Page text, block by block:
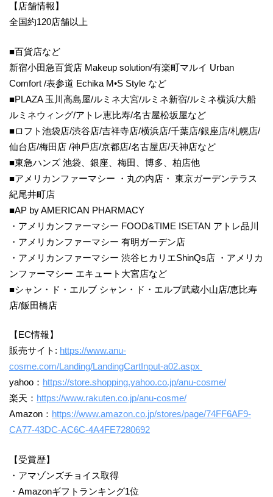
【店舗情報】
全国約120店舗以上
■百貨店など
新宿小田急百貨店 Makeup solution/有楽町マルイ Urban
Comfort /表参道 Echika M•S Style など
■PLAZA 玉川高島屋/ルミネ大宮/ルミネ新宿/ルミネ横浜/大船
ルミネウィング/アトレ恵比寿/名古屋松坂屋など
■ロフト池袋店/渋谷店/吉祥寺店/横浜店/千葉店/銀座店/札幌店/
仙台店/梅田店 /神戶店/京都店/名古屋店/天神店など
■東急ハンズ 池袋、銀座、梅田、博多、柏店他
■アメリカンファーマシー ・丸の内店・ 東京ガーデンテラス
紀尾井町店
■AP by AMERICAN PHARMACY
・アメリカンファーマシー FOOD&TIME ISETAN アトレ品川
・アメリカンファーマシー 有明ガーデン店
・アメリカンファーマシー 渋谷ヒカリエShinQs店 ・アメリカ
ンファーマシー エキュート大宮店など
■シャン・ド・エルブ シャン・ド・エルブ武蔵小山店/恵比寿
店/飯田橋店
【EC情報】
販売サイト: https://www.anu-
cosme.com/Landing/LandingCartInput-a02.aspx
yahoo： https://store.shopping.yahoo.co.jp/anu-cosme/
楽天： https://www.rakuten.co.jp/anu-cosme/
Amazon： https://www.amazon.co.jp/stores/page/74FF6AF9-
CA77-43DC-AC6C-4A4FE7280692
【受賞歴】
・アマゾンズチョイス取得
・Amazonギフトランキング1位